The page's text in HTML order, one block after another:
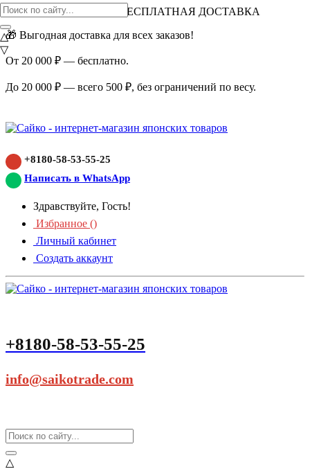
ВНИМАНИЕ АКЦИЯ!
БЕСПЛАТНАЯ ДОСТАВКА
🎁 Выгодная доставка для всех заказов!
От 20 000 ₽ — бесплатно.
До 20 000 ₽ — всего 500 ₽, без ограничений по весу.
+8180-58-53-55-25
Написать в WhatsApp
Здравствуйте, Гость!
Избранное ()
Личный кабинет
Создать аккаунт
+8180-58-53-55-25
info@saikotrade.com
△
△
▽